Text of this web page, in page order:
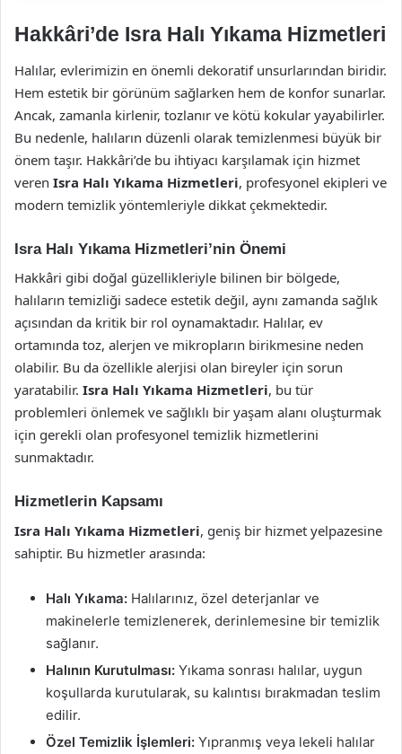
Hakkâri’de Isra Halı Yıkama Hizmetleri
Halılar, evlerimizin en önemli dekoratif unsurlarından biridir.
Hem estetik bir görünüm sağlarken hem de konfor sunarlar.
Ancak, zamanla kirlenir, tozlanır ve kötü kokular yayabilirler.
Bu nedenle, halıların düzenli olarak temizlenmesi büyük bir
önem taşır. Hakkâri’de bu ihtiyacı karşılamak için hizmet
veren Isra Halı Yıkama Hizmetleri, profesyonel ekipleri ve
modern temizlik yöntemleriyle dikkat çekmektedir.
Isra Halı Yıkama Hizmetleri’nin Önemi
Hakkâri gibi doğal güzellikleriyle bilinen bir bölgede,
halıların temizliği sadece estetik değil, aynı zamanda sağlık
açısından da kritik bir rol oynamaktadır. Halılar, ev
ortamında toz, alerjen ve mikropların birikmesine neden
olabilir. Bu da özellikle alerjisi olan bireyler için sorun
yaratabilir. Isra Halı Yıkama Hizmetleri, bu tür
problemleri önlemek ve sağlıklı bir yaşam alanı oluşturmak
için gerekli olan profesyonel temizlik hizmetlerini
sunmaktadır.
Hizmetlerin Kapsamı
Isra Halı Yıkama Hizmetleri, geniş bir hizmet yelpazesine
sahiptir. Bu hizmetler arasında:
Halı Yıkama: Halılarınız, özel deterjanlar ve
makinelerle temizlenerek, derinlemesine bir temizlik
sağlanır.
Halının Kurutulması: Yıkama sonrası halılar, uygun
koşullarda kurutularak, su kalıntısı bırakmadan teslim
edilir.
Özel Temizlik İşlemleri: Yıpranmış veya lekeli halılar